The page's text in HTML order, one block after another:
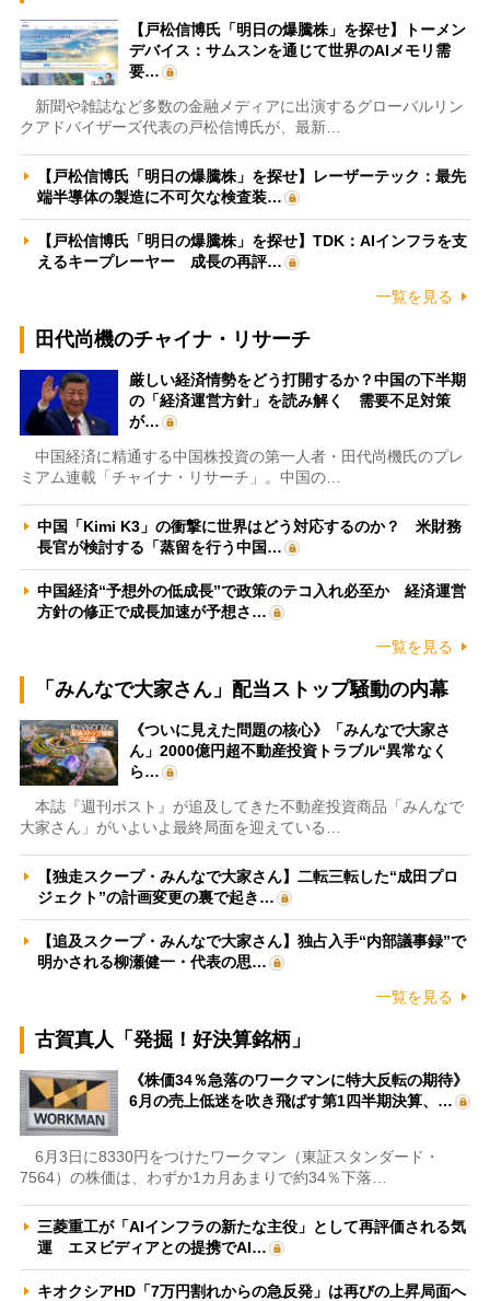
【戸松信博氏「明日の爆騰株」を探せ】トーメン
デバイス：サムスンを通じて世界のAIメモリ需
要…
新聞や雑誌など多数の金融メディアに出演するグローバルリン
クアドバイザーズ代表の戸松信博氏が、最新…
【戸松信博氏「明日の爆騰株」を探せ】レーザーテック：最先
端半導体の製造に不可欠な検査装…
【戸松信博氏「明日の爆騰株」を探せ】TDK：AIインフラを支
えるキープレーヤー 成長の再評…
一覧を見る
田代尚機のチャイナ・リサーチ
厳しい経済情勢をどう打開するか？中国の下半期
の「経済運営方針」を読み解く 需要不足対策
が…
中国経済に精通する中国株投資の第一人者・田代尚機氏のプレ
ミアム連載「チャイナ・リサーチ」。中国の…
中国「Kimi K3」の衝撃に世界はどう対応するのか？ 米財務
長官が検討する「蒸留を行う中国…
中国経済“予想外の低成長”で政策のテコ入れ必至か 経済運営
方針の修正で成長加速が予想さ…
一覧を見る
「みんなで大家さん」配当ストップ騒動の内幕
《ついに見えた問題の核心》「みんなで大家さ
ん」2000億円超不動産投資トラブル“異常なく
ら…
本誌『週刊ポスト』が追及してきた不動産投資商品「みんなで
大家さん」がいよいよ最終局面を迎えている…
【独走スクープ・みんなで大家さん】二転三転した“成田プロ
ジェクト”の計画変更の裏で起き…
【追及スクープ・みんなで大家さん】独占入手“内部議事録”で
明かされる柳瀬健一・代表の思…
一覧を見る
古賀真人「発掘！好決算銘柄」
《株価34％急落のワークマンに特大反転の期待》
6月の売上低迷を吹き飛ばす第1四半期決算、…
6月3日に8330円をつけたワークマン（東証スタンダード・
7564）の株価は、わずか1カ月あまりで約34％下落…
三菱重工が「AIインフラの新たな主役」として再評価される気
運 エヌビディアとの提携でAI…
キオクシアHD「7万円割れからの急反発」は再びの上昇局面へ